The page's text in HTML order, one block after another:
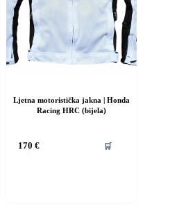
Ljetna motoristička jakna | Honda
Racing HRC (bijela)
170 € 🛒
proizvod